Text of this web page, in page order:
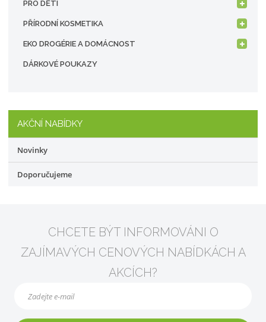
PRO DĚTI
PŘÍRODNÍ KOSMETIKA
EKO DROGÉRIE A DOMÁCNOST
DÁRKOVÉ POUKAZY
AKČNÍ NABÍDKY
Novinky
Doporučujeme
CHCETE BÝT INFORMOVÁNI O
ZAJÍMAVÝCH CENOVÝCH NABÍDKÁCH A
AKCÍCH?